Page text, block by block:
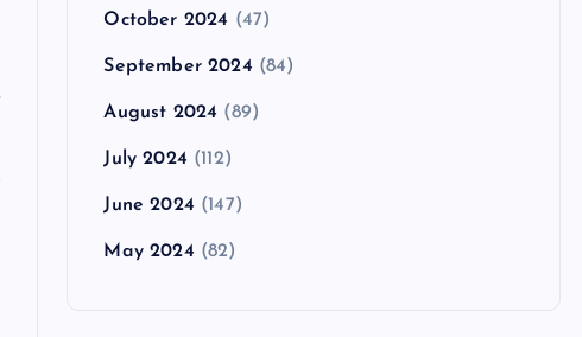
October 2024 (47)
September 2024 (84)
August 2024 (89)
July 2024 (112)
June 2024 (147)
May 2024 (82)